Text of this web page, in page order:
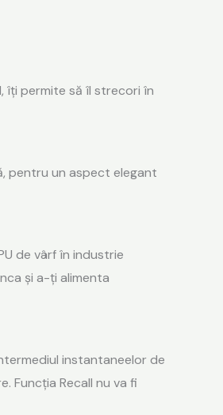
îți permite să îl strecori în
pentru un aspect elegant
de vârf în industrie
și a-ți alimenta
instantaneelor ​​de
Funcția Recall nu va fi